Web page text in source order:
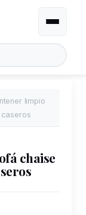
Alternar
limpio
chaise